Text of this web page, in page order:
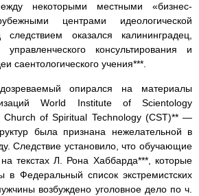
некоторыми местными «бизнес-
центрами идеологической
оказался калининградец,
консультирования и
саентологического учения***.
опирался на материалы
World Institute of Scientology
Church of Spiritual Technology (CST)** —
была признана нежелательной в
Следствие установило, что обучающие
текстах Л. Рона Хаббарда***, которые
в Федеральный список экстремистских
возбуждено уголовное дело по ч.